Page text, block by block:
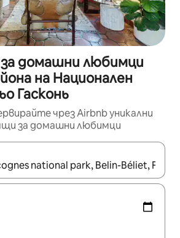
домашни любимци
на Национален
Гасконь
чрез Airbnb уникални
за домашни любимци
се покажат, използвайте